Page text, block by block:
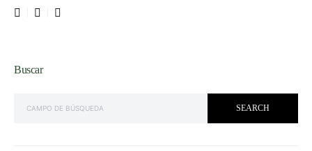
Buscar
SEARCH